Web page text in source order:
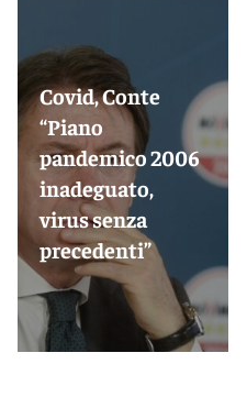
Covid, Conte
“Piano
pandemico 2006
inadeguato,
virus senza
precedenti”